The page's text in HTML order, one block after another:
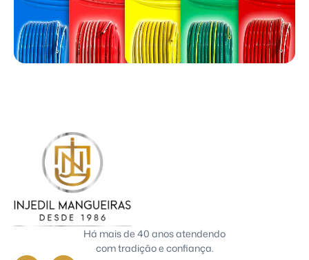
Há mais de 40 anos atendendo
com tradição e confiança.